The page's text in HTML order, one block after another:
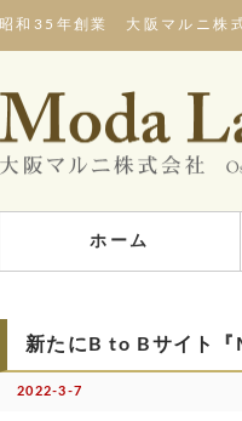
昭和35年創業 大阪マルニ株
ホーム
新たにB to Bサイト『
2022-3-7